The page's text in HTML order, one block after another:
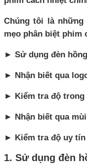
Chúng tôi là những
mẹo phân biệt phim
► Sử dụng đèn
► Nhận biết qua
► Kiểm tra độ trong
► Nhận biết qua
► Kiểm tra độ uy tín
1. Sử dụng đèn